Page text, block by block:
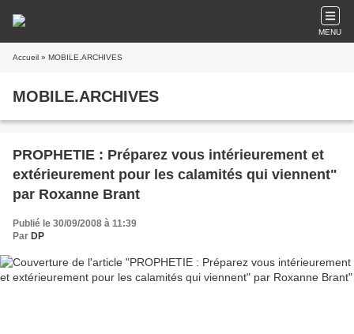
MENU
Accueil » MOBILE.ARCHIVES
MOBILE.ARCHIVES
PROPHETIE : Préparez vous intérieurement et
extérieurement pour les calamités qui viennent"
par Roxanne Brant
Publié le 30/09/2008 à 11:39
Par DP